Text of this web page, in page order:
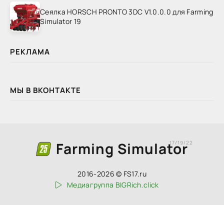
Сеялка HORSCH PRONTO 3DC V1.0.0.0 для Farming
Simulator 19
РЕКЛАМА
МЫ В ВКОНТАКТЕ
Farming Simulator
17/19/22
2016-2026 © FS17.ru
Медиагруппа BIGRich.click